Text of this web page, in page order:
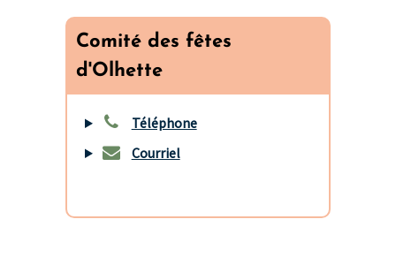
Comité des fêtes
d'Olhette
Téléphone
Courriel